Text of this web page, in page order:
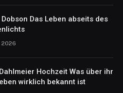
Dobson Das Leben abseits des
2026
Hochzeit Was über ihr
wirklich bekannt ist